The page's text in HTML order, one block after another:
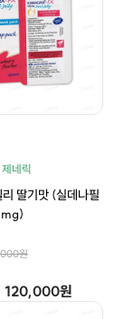
네릭
딸기맛 (실데나필
원
원